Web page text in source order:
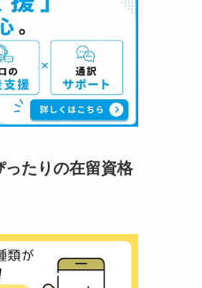
ったりの在留資格